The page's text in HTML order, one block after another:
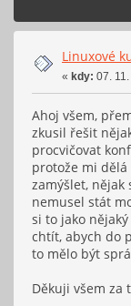
Linuxové
« kdy: 07.
Ahoj všem,
zkusil řešit
procvičovat
protože mi
zamýšlet,
nemusel stát
si to jako
chtít, abych do
to mělo být
Děkuji všem za